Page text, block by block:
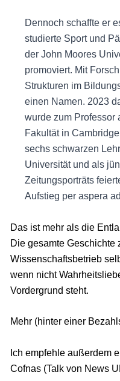
Dennoch schaffte er
studierte Sport und
der John Moores
promoviert. Mit
Strukturen im
einen Namen. 2023
wurde zum Professor
Fakultät in
sechs schwarzen
Universität und als
Zeitungsporträts
Aufstieg per aspera
Das ist mehr als die
Die gesamte Geschichte
Wissenschaftsbetrieb
wenn nicht
Vordergrund steht.
Mehr (hinter einer
Ich empfehle außerdem
Cofnas (Talk von News